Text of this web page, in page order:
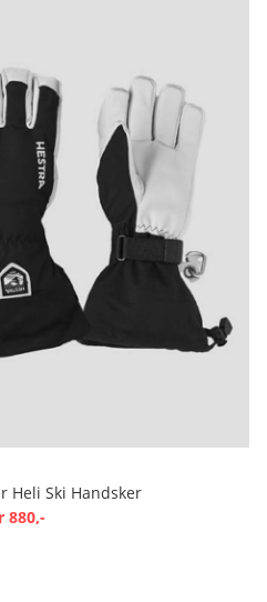
Heli Ski Handsker
880,-